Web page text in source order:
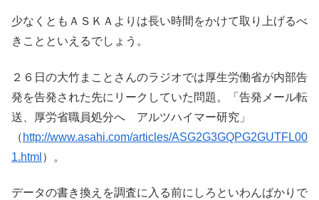
少なくともＡＳＫＡよりは長い時間をかけて取り上げるべ
きことといえるでしょう。
２６日の大竹まことさんのラジオでは厚生労働省が内部告
発を告発された先にリークしていた問題。「告発メール転
送、厚労省職員処分へ アルツハイマー研究」
（ http://www.asahi.com/articles/ASG2G3GQPG2GUTFL00
1.html ）。
データの書き換えを調査に入る前にしろといわんばかりで